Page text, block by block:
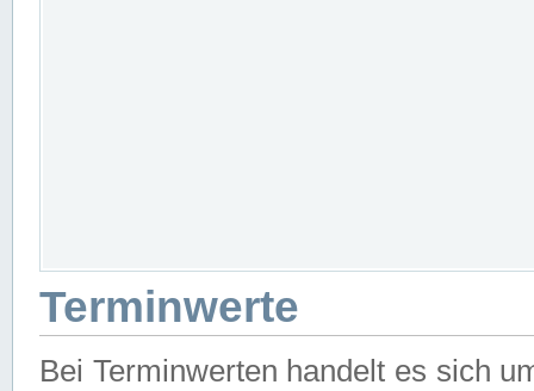
Terminwerte
Bei Terminwerten handelt es sich